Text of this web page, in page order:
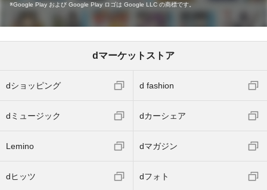
Google Play および Google Play ロゴは Google LLC の商標です。
dマーケットストア
dショッピング d fashion
dミュージック dカーシェア
Lemino dマガジン
dヒッツ dフォト